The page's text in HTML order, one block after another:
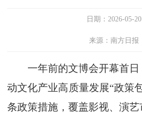
日期：2026-05-20
来源：南方日报
一年前的文博会开幕首日
动文化产业高质量发展“政策
条政策措施，覆盖影视、演艺